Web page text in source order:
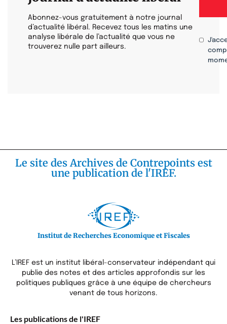
Abonnez-vous gratuitement à notre journal
d’actualité libéral. Recevez tous les matins une
analyse libérale de l’actualité que vous ne
trouverez nulle part ailleurs.
Le site des Archives de Contrepoints est
une publication de l'IREF.
Institut de Recherches Economique et Fiscales
L’IREF est un institut libéral-conservateur indépendant qui
publie des notes et des articles approfondis sur les
politiques publiques grâce à une équipe de chercheurs
venant de tous horizons.
Les publications de l'IREF